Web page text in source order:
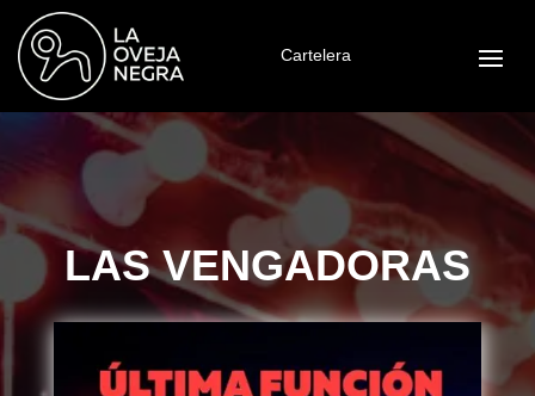
Cartelera
LAS VENGADORAS